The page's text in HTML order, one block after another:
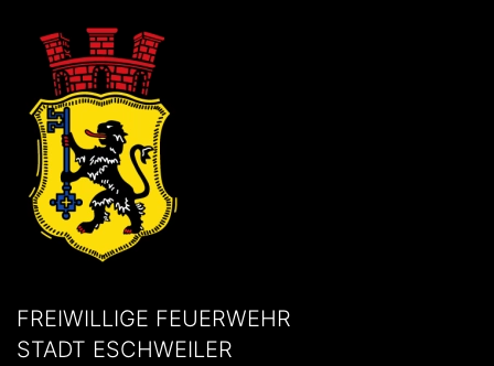
FREIWILLIGE FEUERWEHR
STADT ESCHWEILER